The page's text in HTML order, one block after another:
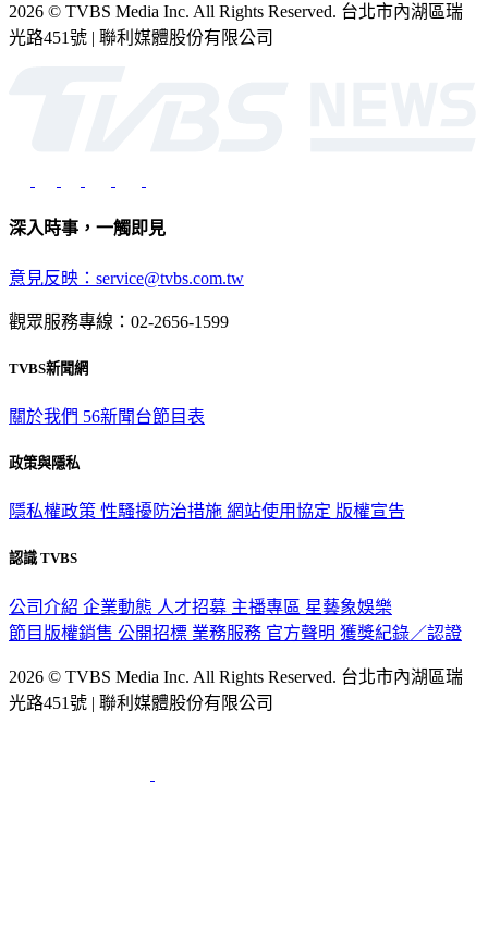
2026 © TVBS Media Inc. All Rights Reserved. 台北市內湖區瑞
光路451號 | 聯利媒體股份有限公司
深入時事，一觸即見
意見反映：service@tvbs.com.tw
觀眾服務專線：02-2656-1599
TVBS新聞網
關於我們 56新聞台節目表
政策與隱私
隱私權政策 性騷擾防治措施 網站使用協定 版權宣告
認識 TVBS
公司介紹 企業動態 人才招募 主播專區 星藝象娛樂
節目版權銷售 公開招標 業務服務 官方聲明 獲獎紀錄／認證
2026 © TVBS Media Inc. All Rights Reserved. 台北市內湖區瑞
光路451號 | 聯利媒體股份有限公司